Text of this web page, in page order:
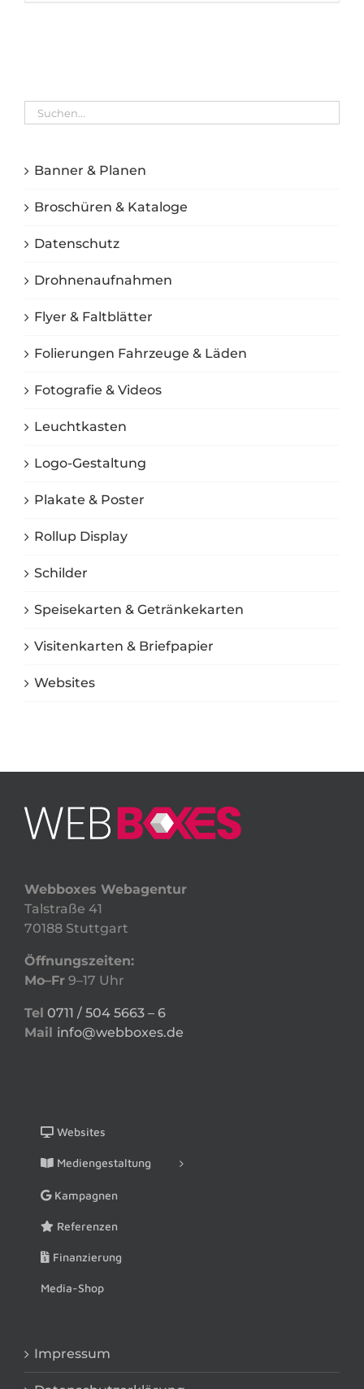
Banner & Planen
Broschüren & Kataloge
Datenschutz
Drohnenaufnahmen
Flyer & Faltblätter
Folierungen Fahrzeuge & Läden
Fotografie & Videos
Leuchtkasten
Logo-Gestaltung
Plakate & Poster
Rollup Display
Schilder
Speisekarten & Getränkekarten
Visitenkarten & Briefpapier
Websites
Webboxes Webagentur
Talstraße 41
70188 Stuttgart
Öffnungszeiten:
Mo–Fr 9–17 Uhr
Tel 0711 / 504 5663 – 6
Mail info@webboxes.de
Websites
Mediengestaltung
Kampagnen
Referenzen
Finanzierung
Media-Shop
Impressum